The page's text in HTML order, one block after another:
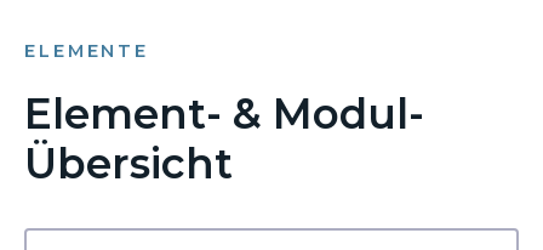
ELEMENTE
Element- & Modul-
Übersicht